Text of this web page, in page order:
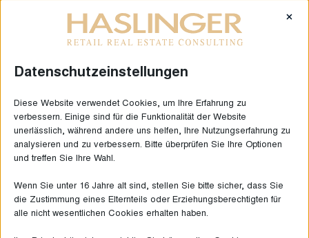
DIE LETZTEN NEUIGKEITEN
Datenschutzeinstellungen
×
Diese Website verwendet Cookies, um Ihre Erfahrung zu
verbessern. Einige sind für die Funktionalität der Website
unerlässlich, während andere uns helfen, Ihre Nutzungserfahrung zu
analysieren und zu verbessern. Bitte überprüfen Sie Ihre Optionen
und treffen Sie Ihre Wahl.
Wenn Sie unter 16 Jahre alt sind, stellen Sie bitte sicher, dass Sie
die Zustimmung eines Elternteils oder Erziehungsberechtigten für
alle nicht wesentlichen Cookies erhalten haben.